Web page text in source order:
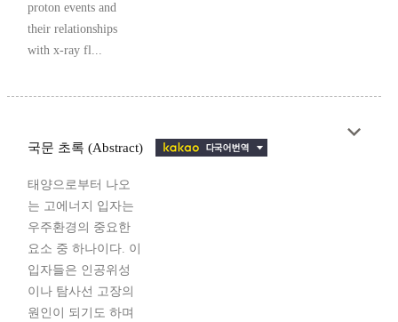
proton events and
their relationships
with x-ray fl...
국문 초록 (Abstract)
태양으로부터 나오
는 고에너지 입자는
우주환경의 중요한
요소 중 하나이다. 이
입자들은 인공위성
이나 탐사선 고장의
원인이 되기도 하며